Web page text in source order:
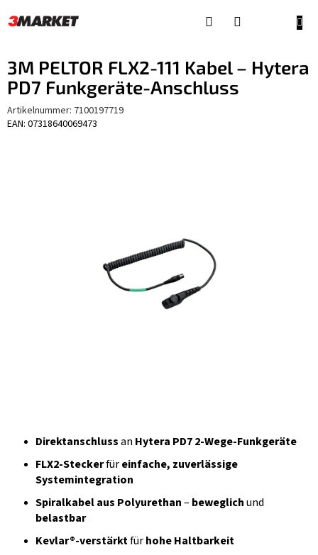
Inhalt
3M PELTOR FLX2-111 Kabel – Hytera
PD7 Funkgeräte-Anschluss
Artikelnummer: 7100197719
EAN: 07318640069473
Direktanschlussan Hytera PD72-Wege-Funkgeräte
FLX2-Steckerfüreinfache, zuverlässige
Systemintegration
Spiralkabel aus Polyurethan– beweglichund
belastbar
Kevlar®-verstärktfürhohe Haltbarkeit